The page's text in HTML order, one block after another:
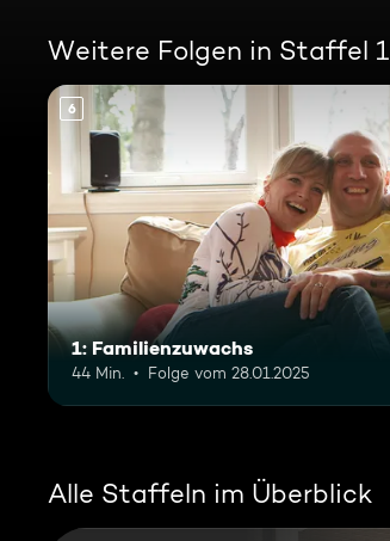
Weitere Folgen in Staffel 1
6
1: Familienzuwachs
44 Min. Folge vom 28.01.2025
Alle Staffeln im Überblick